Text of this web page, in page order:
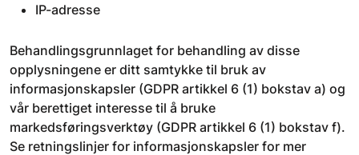
IP-adresse
Behandlingsgrunnlaget for behandling av disse
opplysningene er ditt samtykke til bruk av
informasjonskapsler (GDPR artikkel 6 (1) bokstav a) og
vår berettiget interesse til å bruke
markedsføringsverktøy (GDPR artikkel 6 (1) bokstav f).
Se retningslinjer for informasjonskapsler for mer